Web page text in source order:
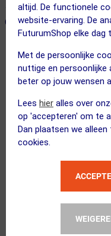
altijd. De functionele
website-ervaring. De
FuturumShop elke dag
Met de persoonlijke
nuttige en persoonlijke
beter op jouw wensen
Lees hier alles over
op 'accepteren' om te
Dan plaatsen we
cookies.
← Terug naar
ONZE AANBEVOLEN